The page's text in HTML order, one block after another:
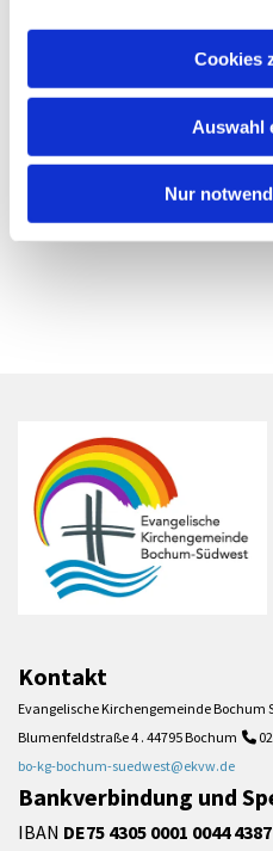
Cookies
Auswahl
Nur
Kontakt
Evangelische Kirchengemeinde Bochum
Blumenfeldstraße 4 . 44795 Bochum 
bo-kg-bochum-suedwest@ekvw.de
Bankverbindung und
IBAN DE75 4305 0001 0044